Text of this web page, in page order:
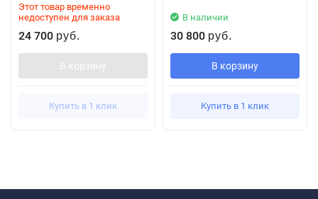
Этот товар временно
недоступен для заказа
24 700 руб.
В корзину
Купить в 1 клик
В наличии
30 800 руб.
В корзину
Купить в 1 клик